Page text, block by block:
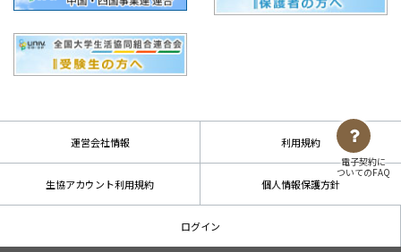
運営会社情報 利用規約
生協アカウント利用規約 個人情報保護方針
ログイン
電子契約に
ついてのFAQ